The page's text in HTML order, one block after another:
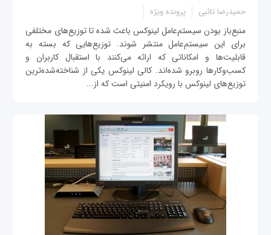
حمیدرضا تائبی پرونده ویژه
منبع‌باز بودن سیستم‌عامل لینوکس باعث شده تا توزیع‌های مختلفی
برای این سیستم‌عامل منتشر شوند. توزیع‌هایی که بسته به
قابلیت‌ها و امکاناتی که ارائه می‌کنند با استقبال کاربران و
کسب‌وکارها روبرو شده‌اند. کالی لینوکس یکی از شناخته‌شده‌ترین
توزیع‌های لینوکس با رویکرد امنیتی است که از...